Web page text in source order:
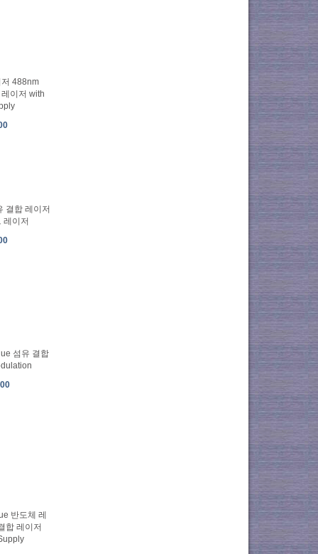
488nm
이저 with
결합 레이저
레이저
섬유 결합
반도체 레
합 레이저